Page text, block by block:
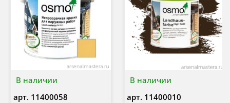
В наличии
арт. 11400058
В наличии
арт. 11400010